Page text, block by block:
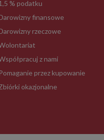
% podatku
finansowe
rzeczowe
z nami
Pomaganie przez kupowanie
okazjonalne